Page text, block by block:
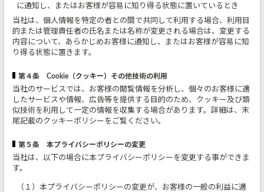
に通知し、またはお客様が容易に知り得る状態に置いているとき
当社は、個人情報を特定の者との間で共同して利用する場合、利用目
的または管理責任者の氏名または名称が変更される場合は、変更する
内容について、あらかじめお客様に通知し、またはお客様が容易に知
り得る状態に置きます。
第４条 Cookie（クッキー）その他技術の利用
当社のサービスでは、お客様の閲覧情報を分析し、個々のお客様に適
したサービスや情報、広告等を提供する目的のため、クッキー及び類
似技術を利用して一定の情報を収集する場合があります。詳細は、末
尾記載のクッキーポリシーをご覧ください。
第５条 本プライバシーポリシーの変更
当社は、以下の場合に本プライバシーポリシーを変更する事ができま
す。
（１）本プライバシーポリシーの変更が、お客様の一般の利益に適